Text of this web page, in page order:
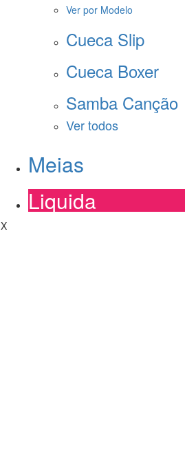
Ver por Modelo
Cueca Slip
Cueca Boxer
Samba Canção
Ver todos
Meias
Liquida
X